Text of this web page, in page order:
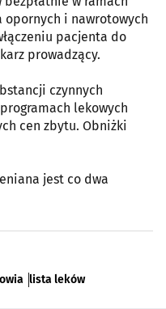
opornych i nawrotowych
pacjenta do
prowadzący.
czynnych
lekowych
cen zbytu. Obniżki
jest co dwa
lista leków